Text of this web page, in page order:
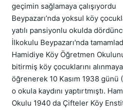
geçimin sağlamaya çalışıyordu
Beypazarı’nda yoksul köy
yatılı pansiyonlu okulda
İlkokulu Beypazarı'nda
Hamidiye Köy Öğretmen
bitirmiş köy çocuklarını
öğrenerek 10 Kasım 1938 günü
o okula kaydını yaptırtmıştı.
Okulu 1940 da Çifteler Köy